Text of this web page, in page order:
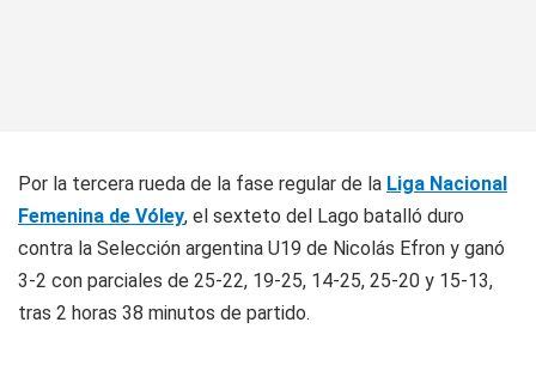
Por la tercera rueda de la fase regular de la Liga Nacional
Femenina de Vóley, el sexteto del Lago batalló duro
contra la Selección argentina U19 de Nicolás Efron y ganó
3-2 con parciales de 25-22, 19-25, 14-25, 25-20 y 15-13,
tras 2 horas 38 minutos de partido.